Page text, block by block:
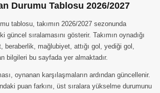
Durumu Tablosu 2026/2027
tablosu, takımın 2026/2027 sezonunda
güncel sıralamasını gösterir. Takımın oynadığı
beraberlik, mağlubiyet, attığı gol, yediği gol,
bilgileri bu sayfada yer almaktadır.
oynanan karşılaşmaların ardından güncellenir.
puan farkını, üst sıralara yükselme durumunu